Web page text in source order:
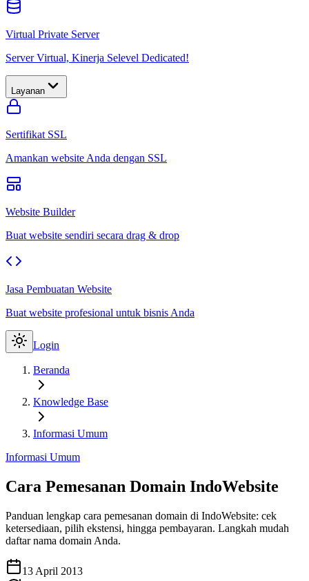
Virtual Private Server
Server Virtual, Kinerja Selevel Dedicated!
Layanan
Sertifikat SSL
Amankan website Anda dengan SSL
Website Builder
Buat website sendiri secara drag & drop
Jasa Pembuatan Website
Buat website profesional untuk bisnis Anda
Login
Beranda
Knowledge Base
Informasi Umum
Informasi Umum
Cara Pemesanan Domain IndoWebsite
Panduan lengkap cara pemesanan domain di IndoWebsite: cek
ketersediaan, pilih ekstensi, hingga pembayaran. Langkah mudah
daftar nama domain Anda.
13 April 2013